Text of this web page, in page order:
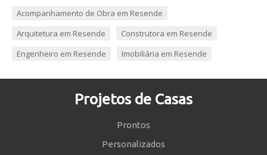
Acompanhamento de Obra em Resende
Arquitetura em Resende
Construtora em Resende
Engenheiro em Resende
Imobiliária em Resende
Projetos de Casas
Prontos
Personalizados